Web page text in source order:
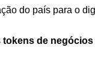
do país para o
tokens de negócios